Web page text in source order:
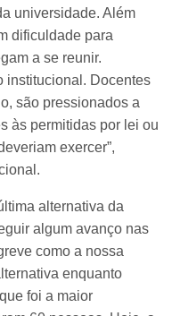
universidade. Além
dificuldade para
a se reunir.
institucional. Docentes
são pressionados a
às permitidas por lei ou
exercer”,
alternativa da
algum avanço nas
como a nossa
enquanto
foi a maior